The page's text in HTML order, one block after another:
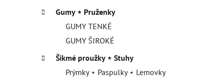
Gumy ⋆ Pruženky
GUMY TENKÉ
GUMY ŠIROKÉ
Šikmé proužky ⋆ Stuhy
Prýmky ⋆ Paspulky ⋆ Lemovky